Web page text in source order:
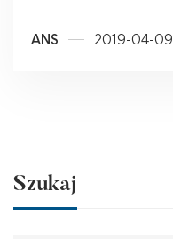
ANS 2019-04-09
Szukaj